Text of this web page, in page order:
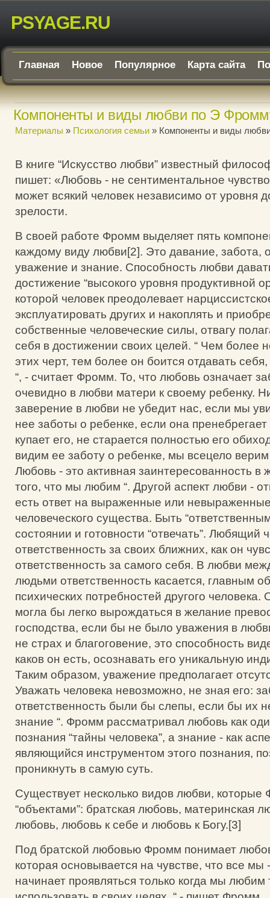
PSYAGE.RU
Главная Новое Популярное Карта сайта
Компоненты и виды любви по Э
Материалы » Психология семьи » Компоненты и виды
В книге “Искусство любви” известный
пишет: «Любовь - не сентиментальное
может всякий человек независимо от уровня
зрелости.
В своей работе Фромм выделяет пять
каждому виду любви[2]. Это давание, забота,
уважение и знание. Способность любви
достижение “высокого уровня продуктивной
которой человек преодолевает
эксплуатировать других и накоплять и
собственные человеческие силы, отвагу
себя в достижении своих целей. “ Чем более
этих черт, тем более он боится отдавать
“, - считает Фромм. То, что любовь означает
очевидно в любви матери к своему ребенку.
заверение в любви не убедит нас, если мы
нее заботы о ребенке, если она
купает его, не старается полностью его
видим ее заботу о ребенке, мы всецело
Любовь - это активная заинтересованность в
того, что мы любим “. Другой аспект любви -
есть ответ на выраженные или
человеческого существа. Быть
состоянии и готовности “отвечать”. Любящий
ответственность за своих ближних, как он
ответственность за самого себя. В любви
людьми ответственность касается, главным
психических потребностей другого человека.
могла бы легко вырождаться в желание
господства, если бы не было уважения в
не страх и благоговение, это способность
каков он есть, осознавать его уникальную
Таким образом, уважение предполагает
Уважать человека невозможно, не зная его:
ответственность были бы слепы, если бы их
знание “. Фромм рассматривал любовь как
познания “тайны человека”, а знание - как
являющийся инструментом этого познания,
проникнуть в самую суть.
Существует несколько видов любви,
“объектами”: братская любовь, материнская
любовь, любовь к себе и любовь к Богу.[3]
Под братской любовью Фромм понимает
которая основывается на чувстве, что все мы
начинает проявляться только когда мы